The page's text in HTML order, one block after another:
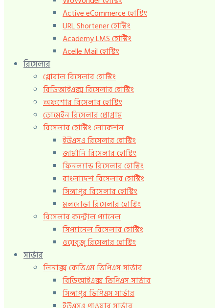
Active eCommerce হোস্টিং
URL Shortener হোস্টিং
Academy LMS হোস্টিং
Acelle Mail হোস্টিং
রিসেলার
গ্লোবাল রিসেলার হোস্টিং
বিডিআইএক্স রিসেলার হোস্টিং
অফশোর রিসেলার হোস্টিং
ডোমেইন রিসেলার প্রোগ্রাম
রিসেলার হোস্টিং লোকেশন
ইউএসএ রিসেলার হোস্টিং
জার্মানি রিসেলার হোস্টিং
ফিনল্যান্ড রিসেলার হোস্টিং
বাংলাদেশ রিসেলার হোস্টিং
সিঙ্গাপুর রিসেলার হোস্টিং
মলদোভা রিসেলার হোস্টিং
রিসেলার কন্ট্রোল প্যানেল
সিপ্যানেল রিসেলার হোস্টিং
ওয়েবুজু রিসেলার হোস্টিং
সার্ভার
লিনাক্স কেভিএম ভিপিএস সার্ভার
বিডিআইএক্স ভিপিএস সার্ভার
সিঙ্গাপুর ভিপিএস সার্ভার